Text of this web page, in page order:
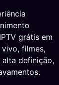
grátis em
vivo, filmes,
alta definição,